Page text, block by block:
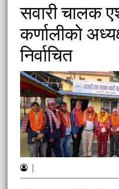
सवारी चालक
कर्णालीको
निर्वाचित